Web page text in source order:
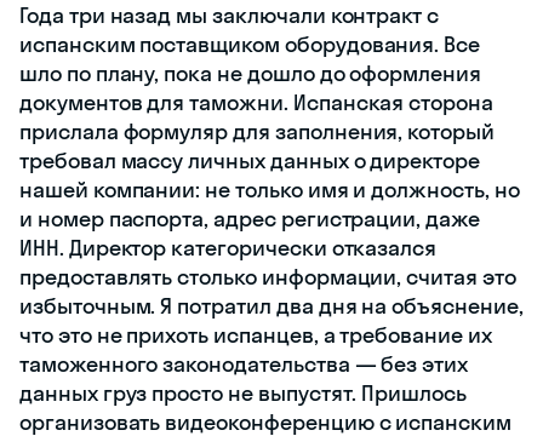
Года три назад мы заключали контракт с
испанским поставщиком оборудования. Все
шло по плану, пока не дошло до оформления
документов для таможни. Испанская сторона
прислала формуляр для заполнения, который
требовал массу личных данных о директоре
нашей компании: не только имя и должность, но
и номер паспорта, адрес регистрации, даже
ИНН. Директор категорически отказался
предоставлять столько информации, считая это
избыточным. Я потратил два дня на объяснение,
что это не прихоть испанцев, а требование их
таможенного законодательства — без этих
данных груз просто не выпустят. Пришлось
организовать видеоконференцию с испанским